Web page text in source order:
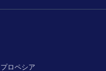
プロペシア